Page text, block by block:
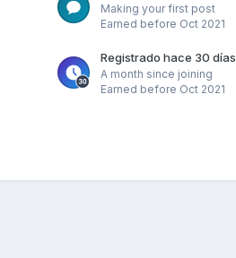
Making your first post
Earned before Oct 2021
Registrado hace 30 días
A month since joining
Earned before Oct 2021